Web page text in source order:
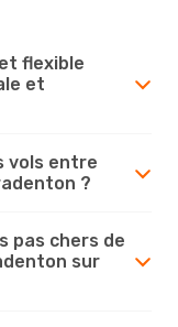
flexible
et
vols entre
?
pas chers de
sur